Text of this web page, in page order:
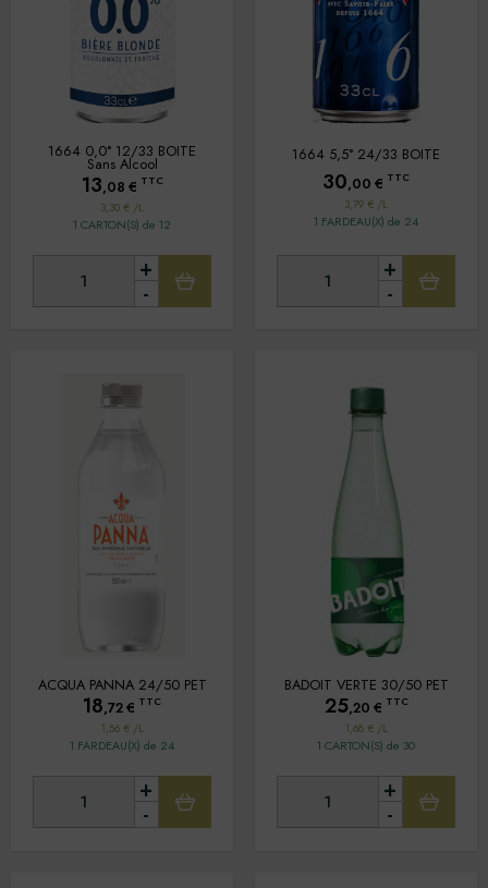
Plage de prix :4,90à84,24
1664 0,0° 12/33 BOITE
Sans Alcool
13,08 € TTC
3,30 € /L
1 CARTON(S) de 12
-
+
1664 5,5° 24/33 BOITE
30,00 € TTC
3,79 € /L
1 FARDEAU(X) de 24
-
+
ACQUA PANNA 24/50 PET
18,72€ TTC
1,56 € /L
1 FARDEAU(X) de 24
-
+
BADOIT VERTE 30/50 PET
25,20 € TTC
1,68 € /L
1 CARTON(S) de 30
-
+